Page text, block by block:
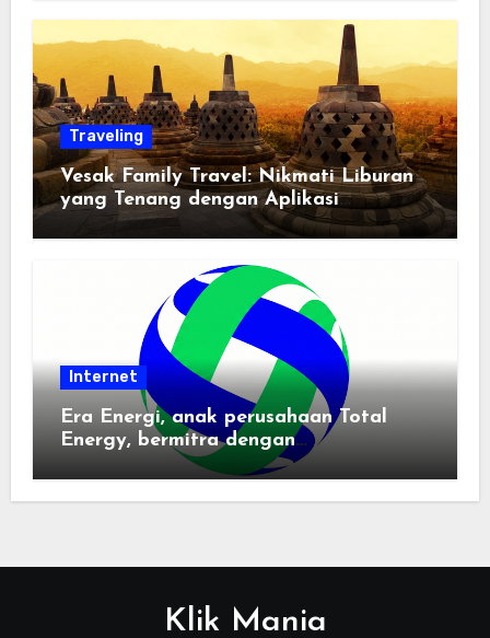
Traveling
Vesak Family Travel: Nikmati Liburan
yang Tenang dengan Aplikasi
Pemindai PDF
Internet
Era Energi, anak perusahaan Total
Energy, bermitra dengan
Zhuochuangtong untuk mempercepat
transisi energi Indonesia — raksasa
Klik Mania